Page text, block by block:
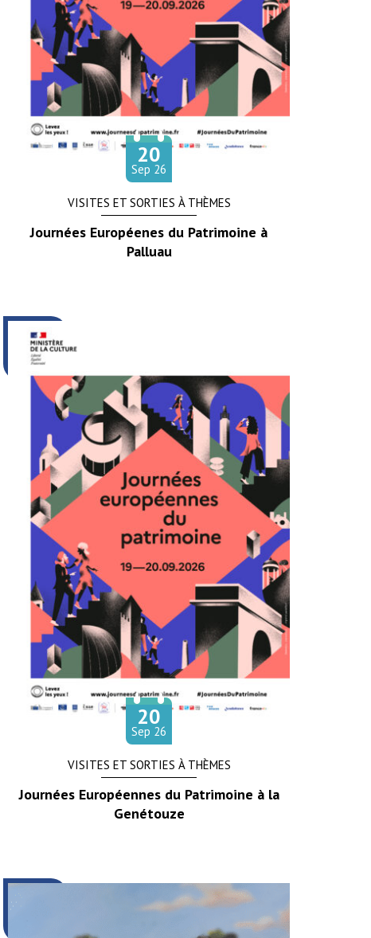
VISITES ET SORTIES À THÈMES
Journées Européenes du Patrimoine à
Palluau
Le 20
Sep tembre
26
VISITES ET SORTIES À THÈMES
Journées Européennes du Patrimoine à la
Genétouze
Le 20
Sep tembre
26